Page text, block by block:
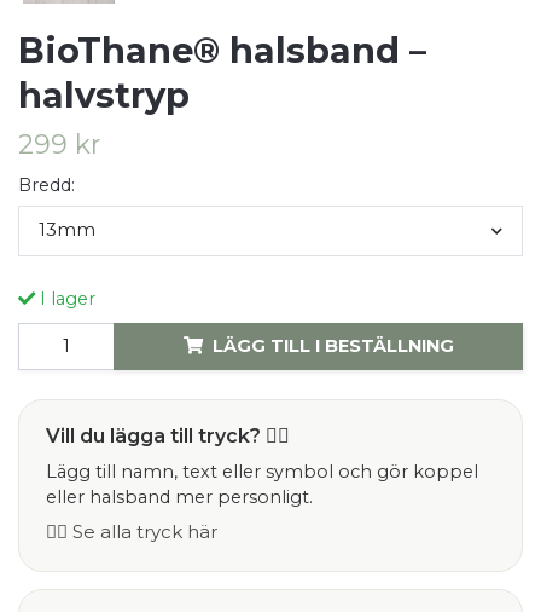
BioThane® halsband –
halvstryp
299 kr
Bredd:
13mm
I lager
LÄGG TILL I BESTÄLLNING
Vill du lägga till tryck? ✍🏻
Lägg till namn, text eller symbol och gör koppel
eller halsband mer personligt.
👉🏻 Se alla tryck här